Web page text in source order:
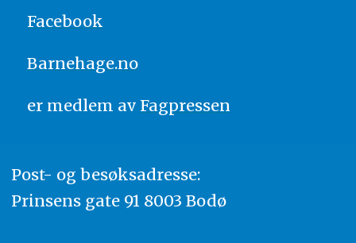
Facebook
Barnehage.no
er medlem av Fagpressen
Post- og besøksadresse:
Prinsens gate 91 8003 Bodø